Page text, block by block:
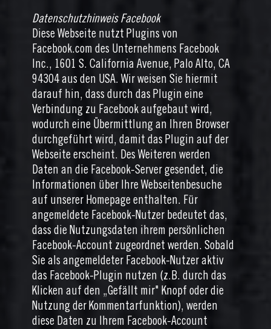
Datenschutzhinweis Facebook
Diese Webseite nutzt Plugins von
Facebook.com des Unternehmens Facebook
Inc., 1601 S. California Avenue, Palo Alto, CA
94304 aus den USA. Wir weisen Sie hiermit
darauf hin, dass durch das Plugin eine
Verbindung zu Facebook aufgebaut wird,
wodurch eine Übermittlung an Ihren Browser
durchgeführt wird, damit das Plugin auf der
Webseite erscheint. Des Weiteren werden
Daten an die Facebook-Server gesendet, die
Informationen über Ihre Webseitenbesuche
auf unserer Homepage enthalten. Für
angemeldete Facebook-Nutzer bedeutet das,
dass die Nutzungsdaten ihrem persönlichen
Facebook-Account zugeordnet werden. Sobald
Sie als angemeldeter Facebook-Nutzer aktiv
das Facebook-Plugin nutzen (z.B. durch das
Klicken auf den „Gefällt mir" Knopf oder die
Nutzung der Kommentarfunktion), werden
diese Daten zu Ihrem Facebook-Account